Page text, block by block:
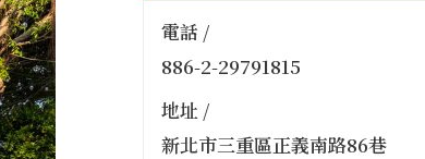
電話 /
886-2-29791815
地址 /
新北市三重區正義南路86巷